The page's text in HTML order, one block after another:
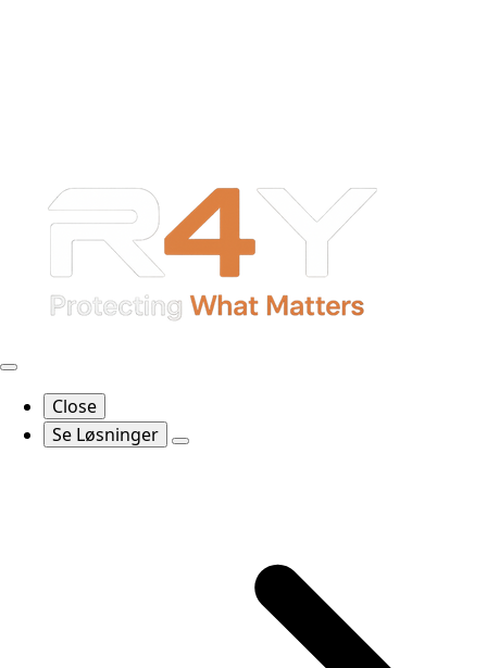
Close
Se Løsninger